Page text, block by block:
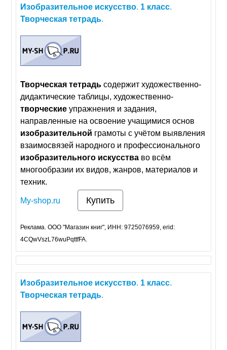
Изобразительное искусство. 1 класс.
Творческая тетрадь.
Творческая тетрадь содержит художественно-
дидактические таблицы, художественно-
творческие упражнения и задания,
направленные на освоение учащимися основ
изобразительной грамоты с учётом выявления
взаимосвязей народного и профессионального
изобразительного искусства во всём
многообразии их видов, жанров, материалов и
техник.
My-shop.ru Купить
Реклама. ООО "Магазин книг", ИНН: 9725076959, erid:
4CQwVszL76wuPqttfFA.
Изобразительное искусство. 1 класс.
Творческая тетрадь.